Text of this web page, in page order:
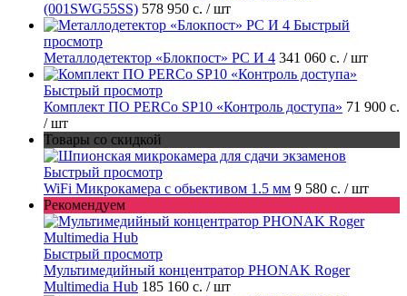
(001SWG55SS) 578 950 с. / шт
Быстрый
просмотр
Металлодетектор «Блокпост» PC И 4 341 060 с. / шт
Быстрый просмотр
Комплект ПО PERCo SP10 «Контроль доступа» 71 900 с.
/ шт
Товары со скидкой
Быстрый просмотр
WiFi Микрокамера с обьективом 1.5 мм 9 580 с. / шт
Рекомендуем
Быстрый просмотр
Мультимедийный концентратор PHONAK Roger
Multimedia Hub 185 160 с. / шт